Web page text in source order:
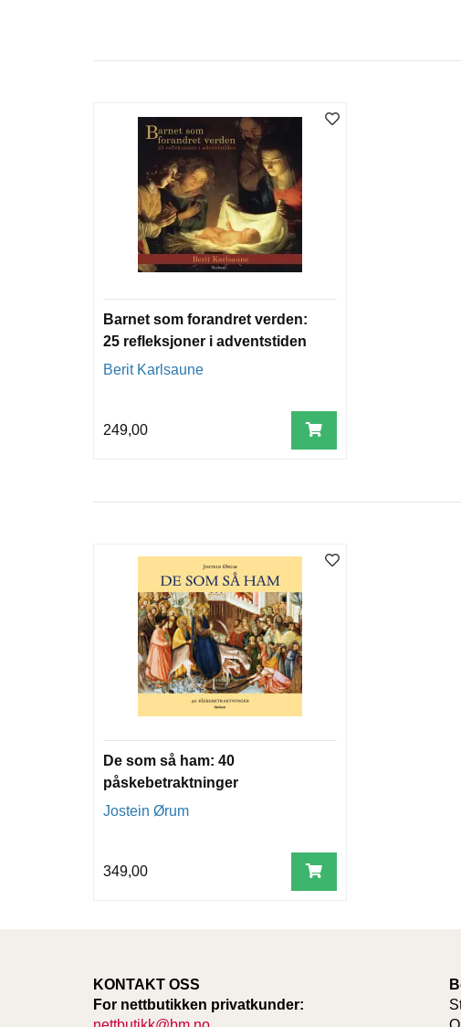
Barnet som forandret verden:
25 refleksjoner i adventstiden
Berit Karlsaune
249,00
De som så ham: 40
påskebetraktninger
Jostein Ørum
349,00
KONTAKT OSS
For nettbutikken privatkunder: